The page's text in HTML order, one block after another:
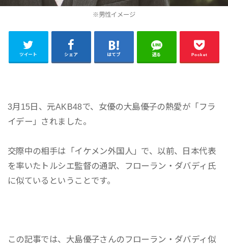
※男性イメージ
ツイート シェア はてブ 送る Pocket
3月15日、元AKB48で、女優の大島優子の熱愛が「フラ
イデー」されました。
交際中の相手は「イケメン外国人」で、以前、日本代表
を率いたトルシエ監督の通訳、フローラン・ダバディ氏
に似ているということです。
この記事では、大島優子さんのフローラン・ダバディ似